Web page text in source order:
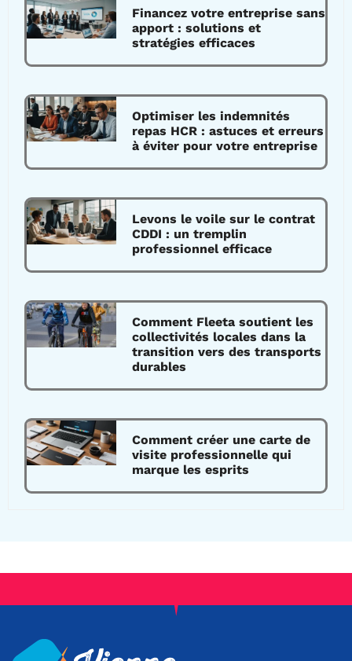
Financez votre entreprise sans
apport : solutions et
stratégies efficaces
Optimiser les indemnités
repas HCR : astuces et erreurs
à éviter pour votre entreprise
Levons le voile sur le contrat
CDDI : un tremplin
professionnel efficace
Comment Fleeta soutient les
collectivités locales dans la
transition vers des transports
durables
Comment créer une carte de
visite professionnelle qui
marque les esprits